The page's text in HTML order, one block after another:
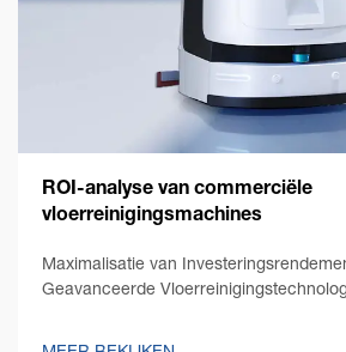
ROI-analyse van commerciële
vloerreinigingsmachines
Maximalisatie van
Geavanceerde
ondernemers zich steeds meer op het